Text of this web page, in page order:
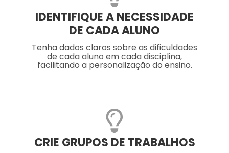
IDENTIFIQUE A NECESSIDADE
DE CADA ALUNO
Tenha dados claros sobre as dificuldades
de cada aluno em cada disciplina,
facilitando a personalização do ensino.
CRIE GRUPOS DE TRABALHOS